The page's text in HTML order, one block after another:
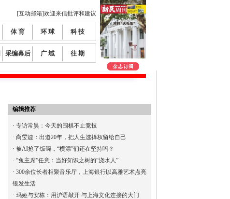
[互动邮箱]欢迎来信批评和建议
体 育 环 球 科 技
采编幕后 广 域 往 期
编辑推荐
· 专访常昊：今天的围棋不止竞技
· 尚雯婕：出道20年，把人生选择权留给自己
· 被AI抢了饭碗，“横漂”们还在坚持吗？
· “兔主席”任意：当好知识之树的“浇水人”
· 300余位长者相聚音乐厅，上海银行以高雅艺术点亮
银发生活
· 玛娅与安栋：用沪语敲开 与上海文化连接的大门